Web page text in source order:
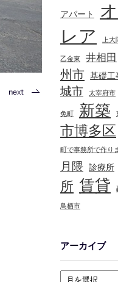
アパート
レア
上大
乙金東 井相田
州市 基礎工
城市
太宰府市
免町 新築
市博多区
町で事務所で作り
月隈 診療所
所 賃貸
鳥栖市
アーカイブ
アーカイブ